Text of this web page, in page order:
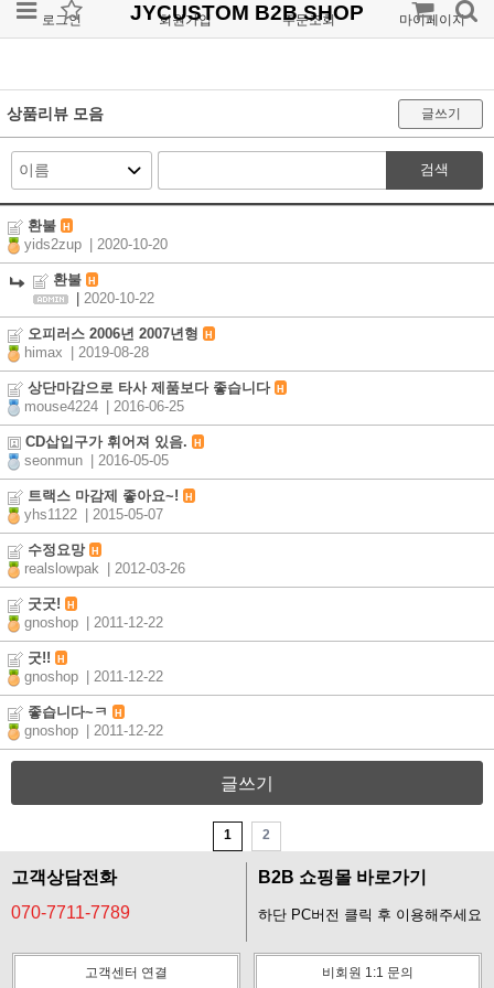
로그인 회원가입 주문조회 마이페이지
JYCUSTOM B2B SHOP
상품리뷰 모음 글쓰기
검색
환불 H
yids2zup | 2020-10-20
환불 H
2020-10-22
오피러스 2006년 2007년형 H
himax | 2019-08-28
상단마감으로 타사 제품보다 좋습니다 H
mouse4224 | 2016-06-25
CD삽입구가 휘어져 있음. H
seonmun | 2016-05-05
트랙스 마감제 좋아요~! H
yhs1122 | 2015-05-07
수정요망 H
realslowpak | 2012-03-26
굿굿! H
gnoshop | 2011-12-22
굿!! H
gnoshop | 2011-12-22
좋습니다~ㅋ H
gnoshop | 2011-12-22
글쓰기
1 2
고객상담전화
070-7711-7789
B2B 쇼핑몰 바로가기
하단 PC버전 클릭 후 이용해주세요
고객센터 연결 비회원 1:1 문의